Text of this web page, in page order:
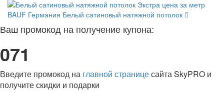
BAUF Германия Белый сатиновый натяжной потолок
Ваш промокод на получение купона:
071
Введите промокод на главной страницесайта SkyPRO и
получите скидки и подарки